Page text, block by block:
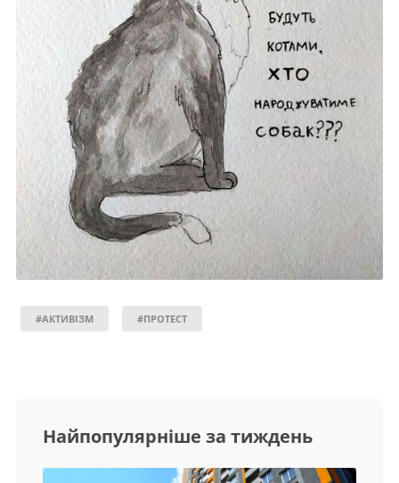
#АКТИВІЗМ #ПРОТЕСТ
Найпопулярніше за тиждень